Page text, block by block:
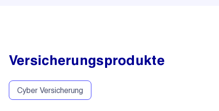
Versicherungsprodukte
Cyber Versicherung